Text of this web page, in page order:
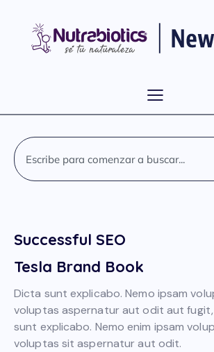
Successful SEO
Tesla Brand Book
Dicta sunt explicabo. Nemo ipsam
voluptas aspernatur aut odit aut fugit,
sunt explicabo. Nemo enim ipsam
voluptas sit aspernatur aut odit.